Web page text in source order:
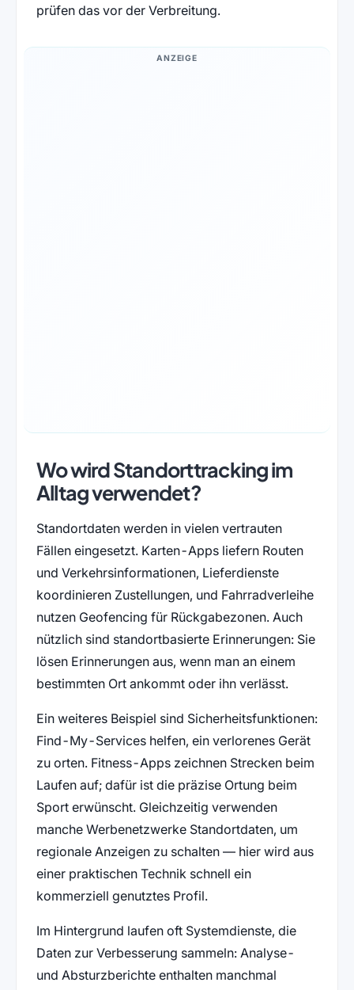
prüfen das vor der Verbreitung.
ANZEIGE
Wo wird Standorttracking im
Alltag verwendet?
Standortdaten werden in vielen vertrauten
Fällen eingesetzt. Karten-Apps liefern Routen
und Verkehrsinformationen, Lieferdienste
koordinieren Zustellungen, und Fahrradverleihe
nutzen Geofencing für Rückgabezonen. Auch
nützlich sind standortbasierte Erinnerungen: Sie
lösen Erinnerungen aus, wenn man an einem
bestimmten Ort ankommt oder ihn verlässt.
Ein weiteres Beispiel sind Sicherheitsfunktionen:
Find-My-Services helfen, ein verlorenes Gerät
zu orten. Fitness-Apps zeichnen Strecken beim
Laufen auf; dafür ist die präzise Ortung beim
Sport erwünscht. Gleichzeitig verwenden
manche Werbenetzwerke Standortdaten, um
regionale Anzeigen zu schalten — hier wird aus
einer praktischen Technik schnell ein
kommerziell genutztes Profil.
Im Hintergrund laufen oft Systemdienste, die
Daten zur Verbesserung sammeln: Analyse-
und Absturzberichte enthalten manchmal